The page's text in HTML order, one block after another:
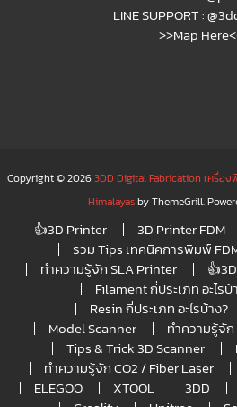
LINE SUPPORT :
>>Map
Copyright © 20263DD Digital Fabrication เครื่อ
Himalayasby ThemeGrill.
👍3D Printer 3D Printer FDM
รวม Tips เทคนิคการพิมพ์
ทำความรู้จัก SLA Printer
Filament กี่ประเภท อะไรบ้
Resin กี่ประเภท อะไรบ้าง?
Model Scanner
ทำความรู้จั
Tips & Trick 3D Scanner
ทำความรู้จัก CO2 / Fiber Laser
ELEGOO
XTOOL 3DD